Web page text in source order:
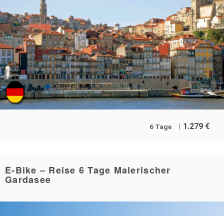
6 Tage 1.279 €
E-Bike – Reise 6 Tage Malerischer
Gardasee